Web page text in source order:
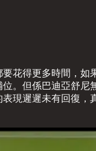
花得更多時間，
。但係巴迪亞舒尼
現遲遲未有回復